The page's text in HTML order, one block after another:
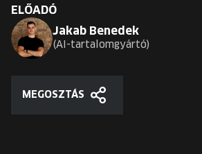
KOSÁR
ELŐADÓ
Jakab Benedek
AI-tartalomgyártó
MEGOSZTÁS